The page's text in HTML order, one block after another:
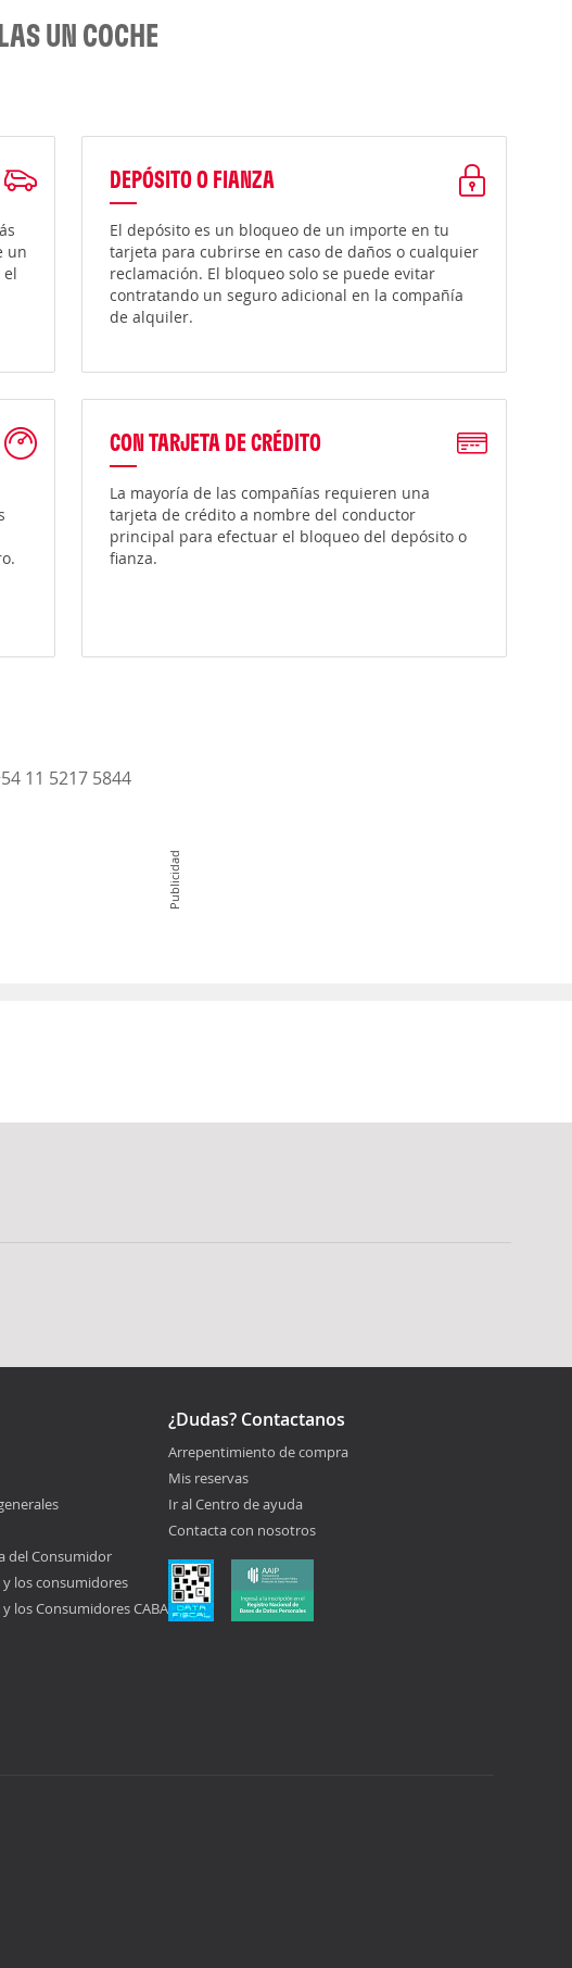
UN COCHE
un
el
DEPÓSITO O FIANZA
El depósito es un bloqueo de un importe en tu
tarjeta para cubrirse en caso de daños o cualquier
reclamación. El bloqueo solo se puede evitar
contratando un seguro adicional en la compañía
de alquiler.
CON TARJETA DE CRÉDITO
La mayoría de las compañías requieren una
tarjeta de crédito a nombre del conductor
principal para efectuar el bloqueo del depósito o
fianza.
11 5217 5844
Publicidad
del Consumidor
y los consumidores
los Consumidores CABA
¿Dudas? Contactanos
Arrepentimiento de compra
Mis reservas
Ir al Centro de ayuda
Contacta con nosotros